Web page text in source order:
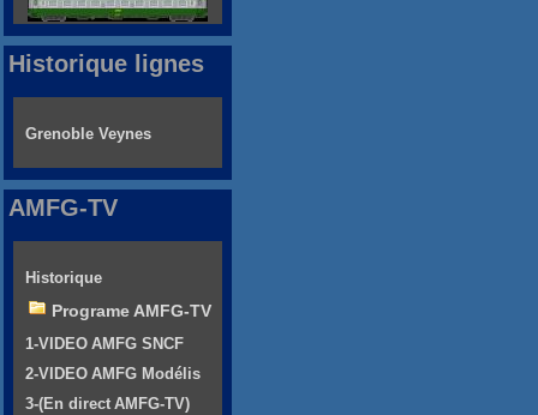
Historique lignes
Grenoble Veynes
AMFG-TV
Historique
Programe AMFG-TV
1-VIDEO AMFG SNCF
2-VIDEO AMFG Modélis
3-(En direct AMFG-TV)